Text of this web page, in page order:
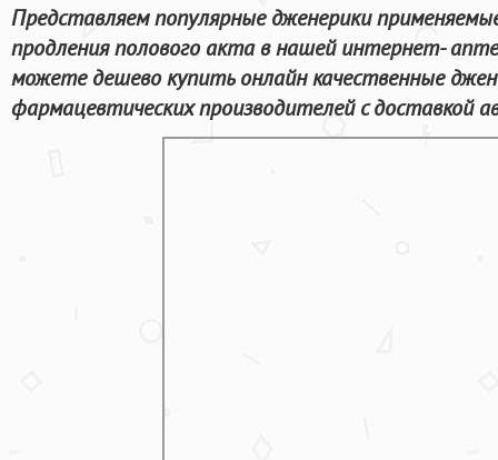
Представляем популярные дженерики
продления полового акта в нашей интернет-
можете дешево купить онлайн качественные
фармацевтических производителей с доставкой